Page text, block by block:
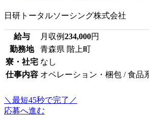
日研トータルソーシング株式会社
給与 月収例234,000円
勤務地
青森県 階上町
寮・社宅 なし
仕事内容 オペレーション・梱包 / 食品
＼最短45秒で完了／
応募へ進む